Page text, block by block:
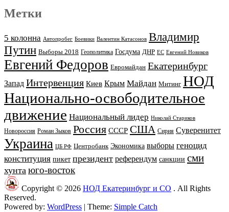
Метки
5 колонна Автопробег Боевики Валентин Катасонов Владимир
Путин Выборы 2018 Геополитика Госдума ДНР ЕС Евгений Новиков
Евгений Федоров Евромайдан Екатеринбург
Запад Интервенция Киев Крым Майдан Митинг НОД
Национально-освободительное
движение Национальный лидер Николай Стариков
Новороссия Роман Зыков Россия СССР США Сирия Суверенитет
Украина ЦБ РФ Центробанк Экономика выборы геноцид
конституция пикет президент референдум санкции сми
хунта юго-восток
Copyright © 2026 НОД Екатеринбург и СО . All Rights
Reserved.
Powered by: WordPress | Theme: Simple Catch